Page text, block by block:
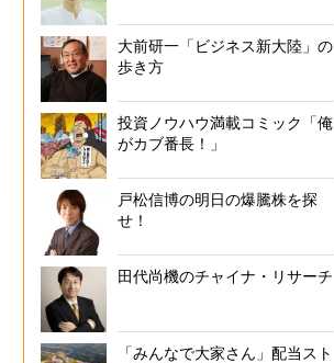
大前研一「ビジネス新大陸」の
歩き方
投資ノウハウ満載コミック「俺
がカブ番長！」
戸松信博の明日の爆騰株を探
せ！
田代尚機のチャイナ・リサーチ
「みんなで大家さん」配当スト